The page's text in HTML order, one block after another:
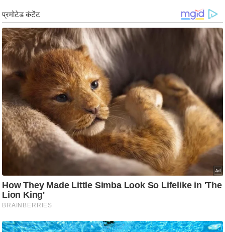
हॉ
ली
वु
फि
स
मी
क्षा
B
a
k
i
n